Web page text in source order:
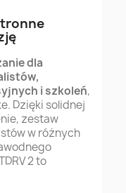
dla
i szkoleń,
Dzięki solidnej
zestaw
w różnych
2 to